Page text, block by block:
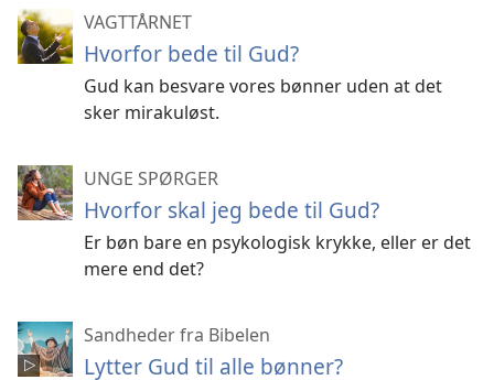
VAGTTÅRNET
Hvorfor bede til Gud?
Gud kan besvare vores bønner uden at det
sker mirakuløst.
UNGE SPØRGER
Hvorfor skal jeg bede til Gud?
Er bøn bare en psykologisk krykke, eller er det
mere end det?
Sandheder fra Bibelen
Lytter Gud til alle bønner?